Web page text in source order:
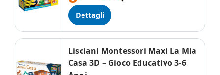
Dettagli
Lisciani Montessori Maxi La Mia
Casa 3D – Gioco Educativo 3-6